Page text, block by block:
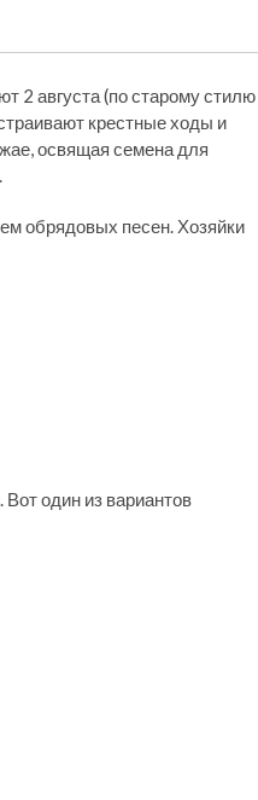
2 августа (по старому стилю
крестные ходы и
освящая семена для
обрядовых песен. Хозяйки
один из вариантов